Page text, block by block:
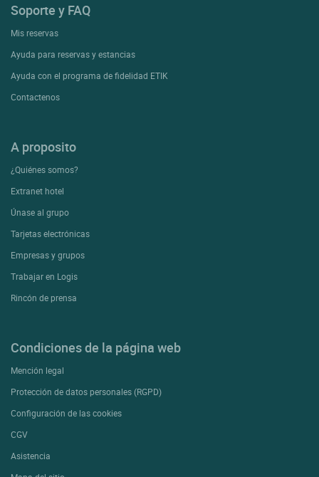
Soporte y FAQ
Mis reservas
Ayuda para reservas y estancias
Ayuda con el programa de fidelidad ETIK
Contactenos
A proposito
¿Quiénes somos?
Extranet hotel
Únase al grupo
Tarjetas electrónicas
Empresas y grupos
Trabajar en Logis
Rincón de prensa
Condiciones de la página web
Mención legal
Protección de datos personales (RGPD)
Configuración de las cookies
CGV
Asistencia